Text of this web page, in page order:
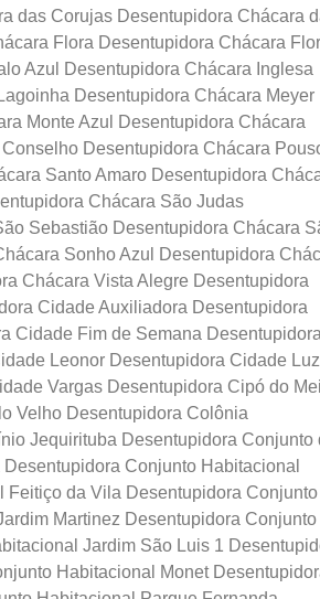
das Corujas Desentupidora Chácara
Flora Desentupidora Chácara
Azul Desentupidora Chácara Inglesa
Desentupidora Chácara Meyer
Monte Azul Desentupidora Chácara
Desentupidora Chácara
Santo Amaro Desentupidora
Chácara São Judas
Sebastião Desentupidora Chácara
Sonho Azul Desentupidora
Chácara Vista Alegre Desentupidora
Cidade Auxiliadora Desentupidora
Cidade Fim de Semana Desentupidora
Leonor Desentupidora Cidade Luz
Vargas Desentupidora Cipó do
Velho Desentupidora Colônia
Jequirituba Desentupidora Conjunto
Conjunto Habitacional
da Vila Desentupidora Conjunto
Martinez Desentupidora Conjunto
Jardim São Luis 1
Habitacional Monet